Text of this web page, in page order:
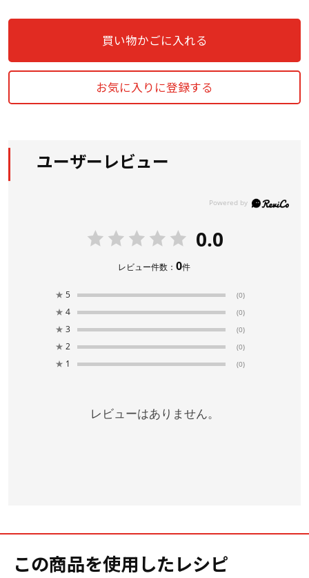
買い物かごに入れる
お気に入りに登録する
ユーザーレビュー
0.0
レビュー件数：0件
★ 5 (0)
★ 4 (0)
★ 3 (0)
★ 2 (0)
★ 1 (0)
レビューはありません。
この商品を使用したレシピ